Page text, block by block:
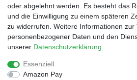
© Copyright 2026 | Alle Rechte
Design by D.Behrendt
oder abgelehnt werden. Es besteht das
und die Einwilligung zu einem späteren
zu widerrufen. Weitere Informationen zur
personenbezogener Daten und den
unserer Daten­schutz­erklärung
Essenziell
Amazon Pay